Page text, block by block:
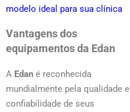
modelo ideal para sua clínica
Vantagens dos
equipamentos da Edan
A Edan é reconhecida
mundialmente pela qualidade e
confiabilidade de seus